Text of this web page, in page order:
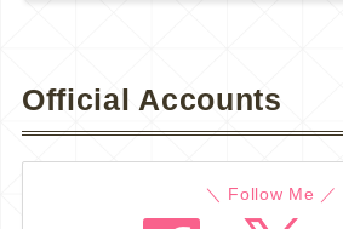
Official Accounts
＼ Follow Me ／